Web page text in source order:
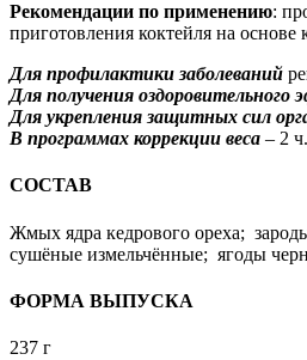
Рекомендации по применению:
приготовления коктейля на
Для профилактики заболеваний
Для получения оздоровительного
Для укрепления защитных сил
В программах коррекции веса – 2
СОСТАВ
Жмых ядра кедрового ореха;
сушёные измельчённые; ягоды
ФОРМА ВЫПУСКА
237 г